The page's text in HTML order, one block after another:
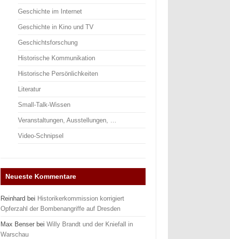
Geschichte im Internet
Geschichte in Kino und TV
Geschichtsforschung
Historische Kommunikation
Historische Persönlichkeiten
Literatur
Small-Talk-Wissen
Veranstaltungen, Ausstellungen, …
Video-Schnipsel
Neueste Kommentare
Reinhard bei Historikerkommission korrigiert
Opferzahl der Bombenangriffe auf Dresden
Max Benser beiWilly Brandt und der Kniefall in
Warschau